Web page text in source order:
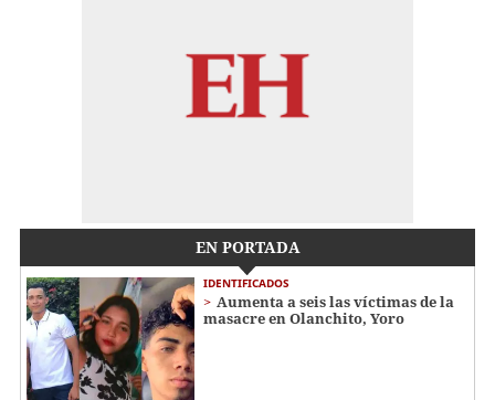
EN PORTADA
IDENTIFICADOS
Aumenta a seis las víctimas de la
masacre en Olanchito, Yoro